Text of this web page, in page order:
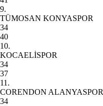
9.
TÜMOSAN KONYASPOR
34
40
10.
KOCAELİSPOR
34
37
11.
CORENDON ALANYASPOR
34